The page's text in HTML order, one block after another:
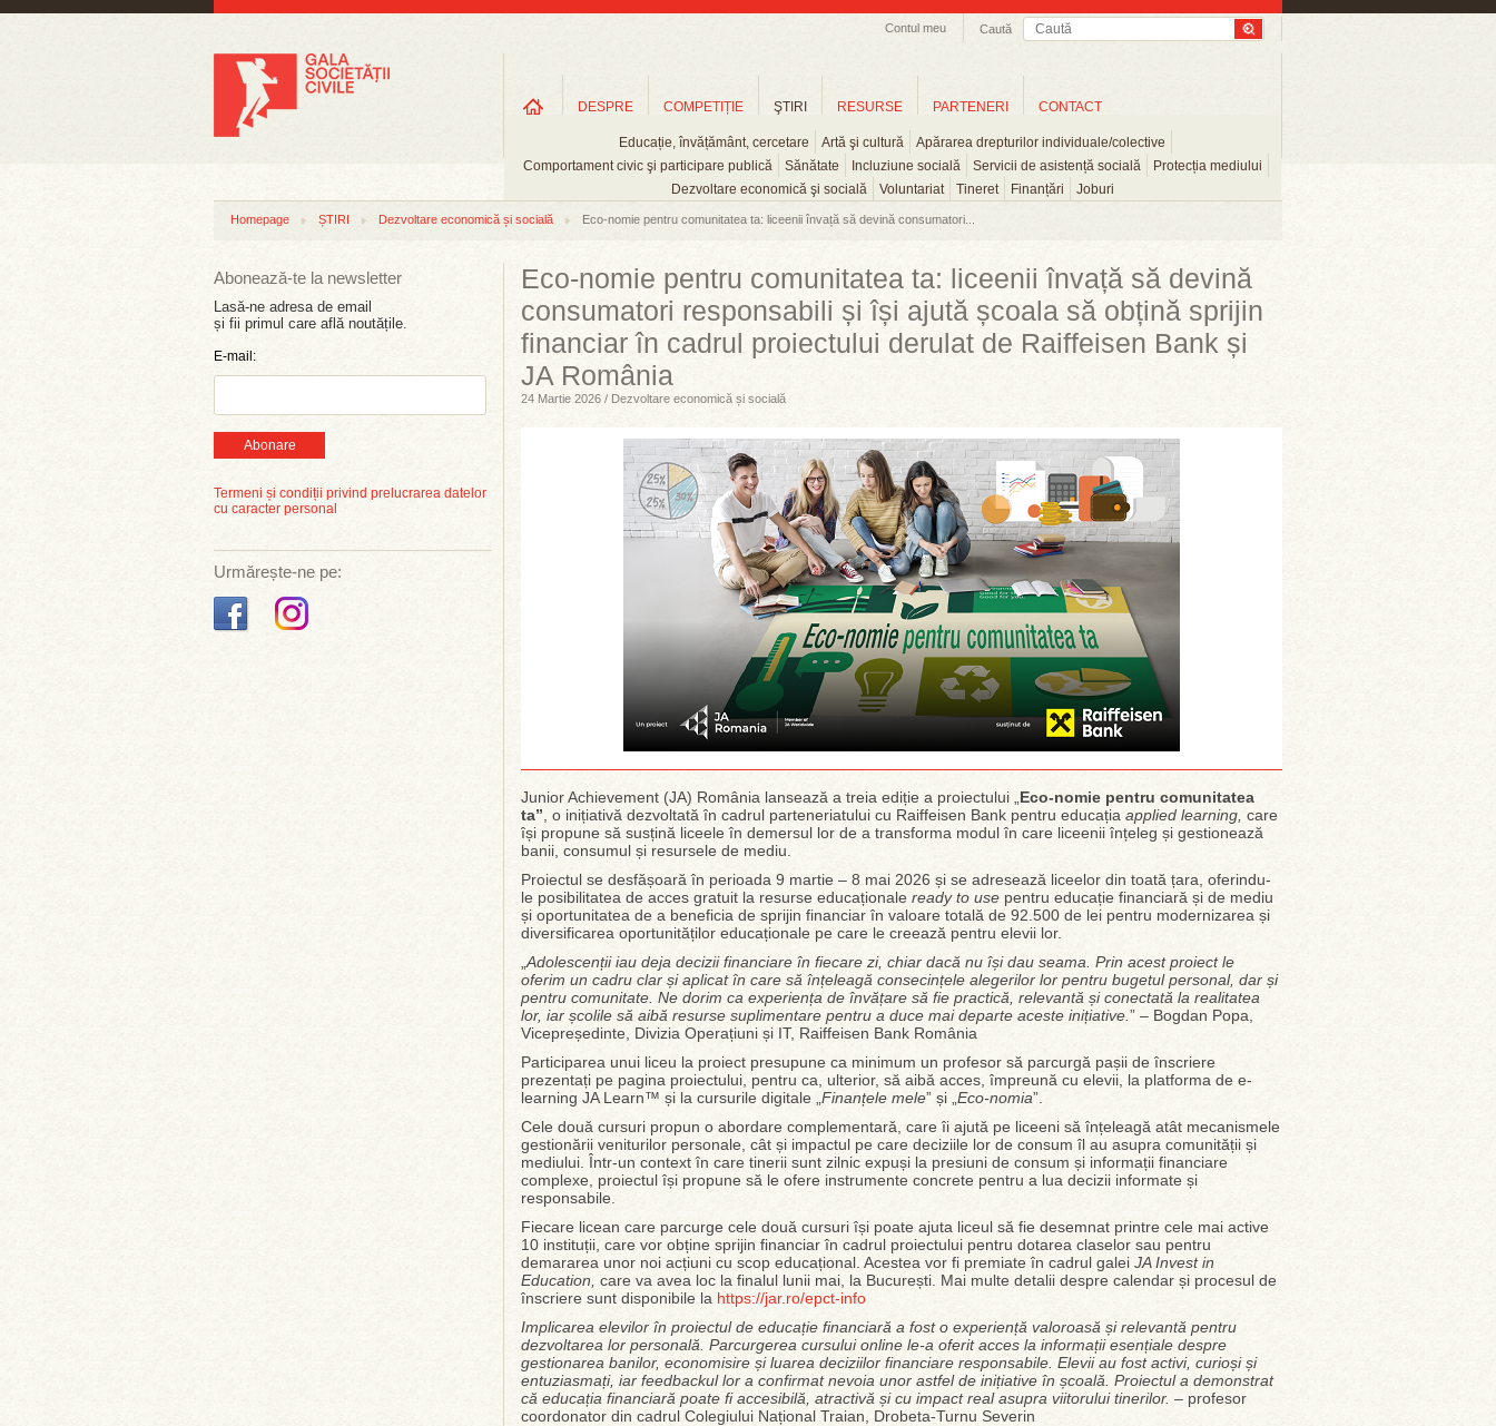
Caută
Contul meu
DESPRE COMPETIȚIE ŞTIRI
Educație, învățământ, cercetare Artă şi cultură
Apărarea drepturilor individuale/colective
Comportament civic şi participare publică
Sănătate Incluziune socială Servicii de asistență socială
Protecția mediului
Dezvoltare economică şi socială
Voluntariat Tineret Finanțări Joburi
RESURSE PARTENERI CONTACT
Homepage ȘTIRI Dezvoltare economică și socială Eco-nomie pentru comunitatea ta: liceenii învață să devină consumatori...
Abonează-te la newsletter
Lasă-ne adresa de email
și fii primul care află noutățile.
E-mail:
Abonare
Termeni și condiții privind prelucrarea datelor
cu caracter personal
Urmărește-ne pe:
Eco-nomie pentru comunitatea ta: liceenii învață să devină
consumatori responsabili și își ajută școala să obțină sprijin
financiar în cadrul proiectului derulat de Raiffeisen Bank și
JA România
24 Martie 2026 / Dezvoltare economică și socială
Junior Achievement (JA) România lansează a treia ediție a proiectului „ Eco-nomie pentru comunitatea
ta” , o inițiativă dezvoltată în cadrul parteneriatului cu Raiffeisen Bank pentru educația applied learning, care
își propune să susțină liceele în demersul lor de a transforma modul în care liceenii înțeleg și gestionează
banii, consumul și resursele de mediu.
Proiectul se desfășoară în perioada 9 martie – 8 mai 2026 și se adresează liceelor din toată țara, oferindu-
le posibilitatea de acces gratuit la resurse educaționale ready to use pentru educație financiară și de mediu
și oportunitatea de a beneficia de sprijin financiar în valoare totală de 92.500 de lei pentru modernizarea și
diversificarea oportunităților educaționale pe care le creează pentru elevii lor.
Adolescenții iau deja decizii financiare în fiecare zi, chiar dacă nu își dau seama. Prin acest proiect le
oferim un cadru clar și aplicat în care să înțeleagă consecințele alegerilor lor pentru bugetul personal, dar și
pentru comunitate. Ne dorim ca experiența de învățare să fie practică, relevantă și conectată la realitatea
lor, iar școlile să aibă resurse suplimentare pentru a duce mai departe aceste inițiative. ” – Bogdan Popa,
Vicepreședinte, Divizia Operațiuni și IT, Raiffeisen Bank România
Participarea unui liceu la proiect presupune ca minimum un profesor să parcurgă pașii de înscriere
prezentați pe pagina proiectului, pentru ca, ulterior, să aibă acces, împreună cu elevii, la platforma de e-
learning JA Learn™ și la cursurile digitale „ Finanțele mele” și „ Eco-nomia”.
Cele două cursuri propun o abordare complementară, care îi ajută pe liceeni să înțeleagă atât mecanismele
gestionării veniturilor personale, cât și impactul pe care deciziile lor de consum îl au asupra comunității și
mediului. Într-un context în care tinerii sunt zilnic expuși la presiuni de consum și informații financiare
complexe, proiectul își propune să le ofere instrumente concrete pentru a lua decizii informate și
responsabile.
Fiecare licean care parcurge cele două cursuri își poate ajuta liceul să fie desemnat printre cele mai active
10 instituții, care vor obține sprijin financiar în cadrul proiectului pentru dotarea claselor sau pentru
demararea unor noi acțiuni cu scop educațional. Acestea vor fi premiate în cadrul galei JA Invest in
Education, care va avea loc la finalul lunii mai, la București. Mai multe detalii despre calendar și procesul de
înscriere sunt disponibile la https://jar.ro/epct-info
Implicarea elevilor în proiectul de educație financiară a fost o experiență valoroasă și relevantă pentru
dezvoltarea lor personală. Parcurgerea cursului online le-a oferit acces la informații esențiale despre
gestionarea banilor, economisire și luarea deciziilor financiare responsabile. Elevii au fost activi, curioși și
entuziasmați, iar feedbackul lor a confirmat nevoia unor astfel de inițiative în școală. Proiectul a demonstrat
că educația financiară poate fi accesibilă, atractivă și cu impact real asupra viitorului tinerilor. – profesor
coordonator din cadrul Colegiului Național Traian, Drobeta-Turnu Severin